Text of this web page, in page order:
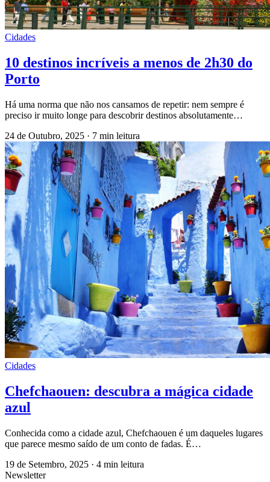
Cidades
10 destinos incríveis a menos de 2h30 do
Porto
Há uma norma que não nos cansamos de repetir: nem sempre é
preciso ir muito longe para descobrir destinos absolutamente…
24 de Outubro, 2025 · 7 min leitura
Cidades
Chefchaouen: descubra a mágica cidade
azul
Conhecida como a cidade azul, Chefchaouen é um daqueles lugares
que parece mesmo saído de um conto de fadas. É…
19 de Setembro, 2025 · 4 min leitura
Newsletter